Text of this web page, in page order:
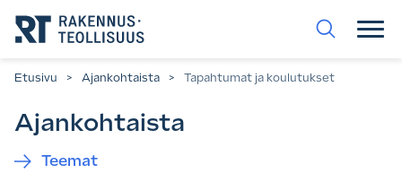
suoraan
sisältöön.
Etusivu > Ajankohtaista > Tapahtumat ja koulutukset
Ajankohtaista
Teemat